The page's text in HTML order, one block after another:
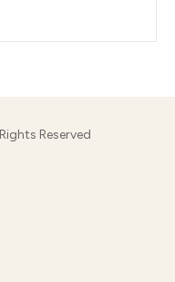
Reserved